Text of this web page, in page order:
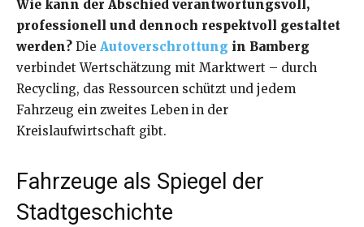
Wie kann der Abschied verantwortungsvoll,
professionell und dennoch respektvoll gestaltet
werden? Die Autoverschrottung in Bamberg
verbindet Wertschätzung mit Marktwert – durch
Recycling, das Ressourcen schützt und jedem
Fahrzeug ein zweites Leben in der
Kreislaufwirtschaft gibt.
Fahrzeuge als Spiegel der
Stadtgeschichte